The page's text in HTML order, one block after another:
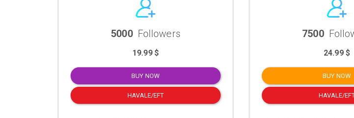
5000 Followers
19.99 $
BUY NOW
HAVALE/EFT
7500
24.99 $
BUY NOW
HAVALE/